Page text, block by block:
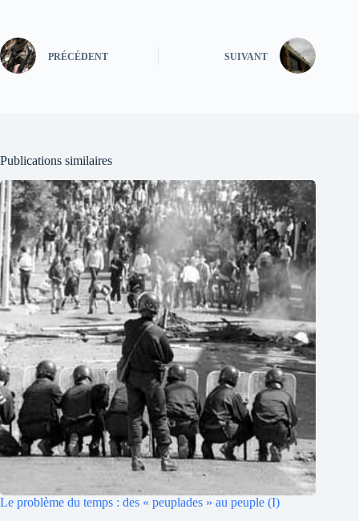
PRÉCÉDENT SUIVANT
Publications similaires
Le problème du temps : des « peuplades » au peuple (I)